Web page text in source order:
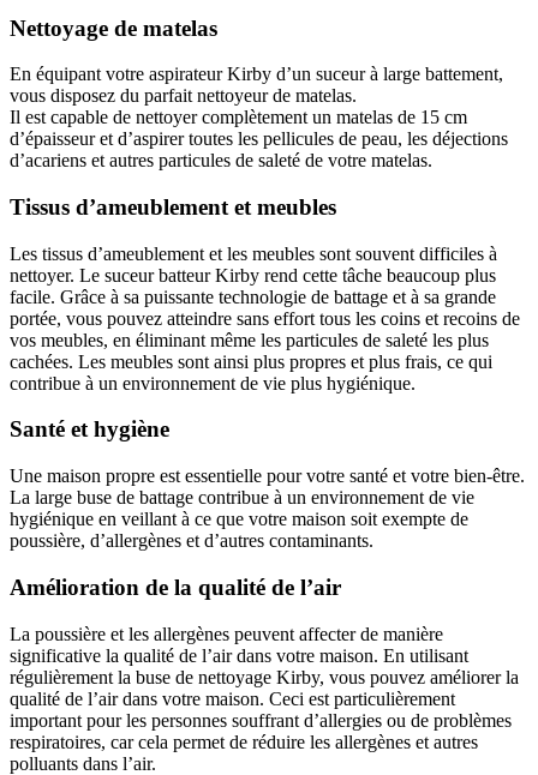
Nettoyage de matelas
En équipant votre aspirateur Kirby d’un suceur à large battement,
vous disposez du parfait nettoyeur de matelas.
Il est capable de nettoyer complètement un matelas de 15 cm
d’épaisseur et d’aspirer toutes les pellicules de peau, les déjections
d’acariens et autres particules de saleté de votre matelas.
Tissus d’ameublement et meubles
Les tissus d’ameublement et les meubles sont souvent difficiles à
nettoyer. Le suceur batteur Kirby rend cette tâche beaucoup plus
facile. Grâce à sa puissante technologie de battage et à sa grande
portée, vous pouvez atteindre sans effort tous les coins et recoins de
vos meubles, en éliminant même les particules de saleté les plus
cachées. Les meubles sont ainsi plus propres et plus frais, ce qui
contribue à un environnement de vie plus hygiénique.
Santé et hygiène
Une maison propre est essentielle pour votre santé et votre bien-être.
La large buse de battage contribue à un environnement de vie
hygiénique en veillant à ce que votre maison soit exempte de
poussière, d’allergènes et d’autres contaminants.
Amélioration de la qualité de l’air
La poussière et les allergènes peuvent affecter de manière
significative la qualité de l’air dans votre maison. En utilisant
régulièrement la buse de nettoyage Kirby, vous pouvez améliorer la
qualité de l’air dans votre maison. Ceci est particulièrement
important pour les personnes souffrant d’allergies ou de problèmes
respiratoires, car cela permet de réduire les allergènes et autres
polluants dans l’air.